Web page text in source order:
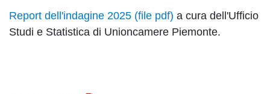
Report dell'indagine 2025 (file pdf) a cura dell'Ufficio
Studi e Statistica di Unioncamere Piemonte.